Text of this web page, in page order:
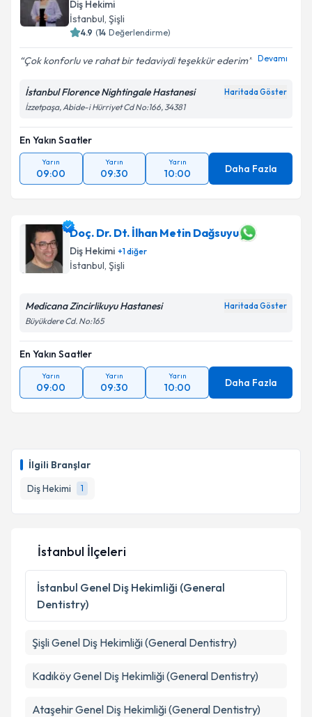
İlgili Branşlar
Diş Hekimi
1
Diş Hekimi
İstanbul, Şişli
4.9 (14 Değerlendirme)
Çok konforlu ve rahat bir tedaviydi teşekkür ederim Devamı
İstanbul Florence Nightingale Hastanesi Haritada Göster
İzzetpaşa, Abide-i Hürriyet Cd No:166, 34381
En Yakın Saatler
Yarın
09:00
Yarın
09:30
Yarın
10:00 Daha Fazla
Doç. Dr. Dt. İlhan Metin Dağsuyu
Diş Hekimi +1diğer
İstanbul, Şişli
Medicana Zincirlikuyu Hastanesi Haritada Göster
Büyükdere Cd. No:165
En Yakın Saatler
Yarın
09:00
Yarın
09:30
Yarın
10:00 Daha Fazla
İstanbul İlçeleri
İstanbul Genel Diş Hekimliği (General
Dentistry)
ŞişliGenel Diş Hekimliği (General Dentistry)
KadıköyGenel Diş Hekimliği (General Dentistry)
AtaşehirGenel Diş Hekimliği (General Dentistry)